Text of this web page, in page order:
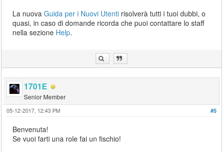
La nuovaGuida per i Nuovi Utenti risolverà tutti i tuoi dubbi, o
quasi, in caso di domande ricorda che puoi contattare lo staff
nella sezione Help.
1701E
Senior Member
#5
05-12-2017, 12:43 PM
Benvenuta!
Se vuoi farti una role fai un fischio!